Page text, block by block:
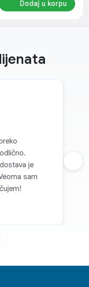
Dodaj u korpu
je
sam